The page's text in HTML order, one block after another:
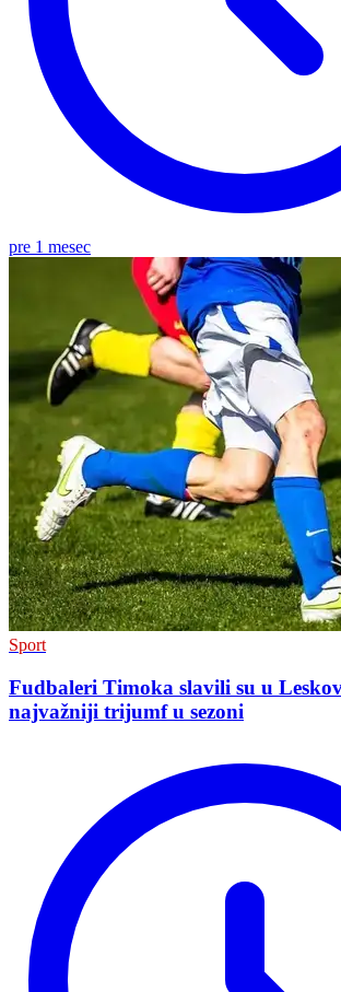
pre 1 mesec
Sport
Fudbaleri Timoka slavili su u
najvažniji trijumf u sezoni